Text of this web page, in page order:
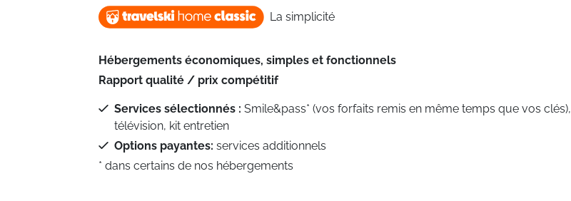
La simplicité
Hébergements économiques, simples et fonctionnels
Rapport qualité / prix compétitif
Services sélectionnés : Smile&pass* (vos forfaits remis en même temps que vos clés),
télévision, kit entretien
Options payantes: services additionnels
* dans certains de nos hébergements